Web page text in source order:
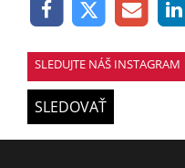
SLEDUJTE NÁŠ INSTAGRAM
SLEDOVAŤ